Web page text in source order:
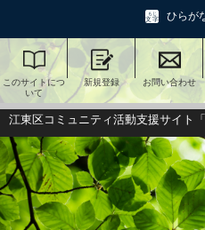
ひらが
このサイトにつ
いて
新規登録 お問い合わせ
江東区コミュニティ活動支援サイト